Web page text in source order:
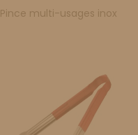
Pince multi-usages inox